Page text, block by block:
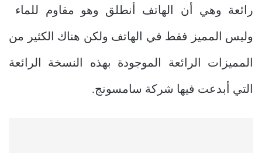
رائعة وهي أن الهاتف أنطلق وهو مقاوم للماء
وليس المميز فقط في الهاتف ولكن هناك الكثير من
المميزات الرائعة الموجودة بهذه النسخة الرائعة
التي أبدعت فيها شركة سامسونج.